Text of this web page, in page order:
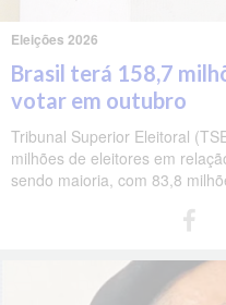
Eleições 2026
Brasil terá 158,7
votar em outubro
Tribunal Superior Eleitoral
milhões de eleitores em
sendo maioria, com 83,8